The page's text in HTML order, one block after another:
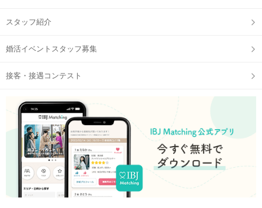
スタッフ紹介
婚活イベントスタッフ募集
接客・接遇コンテスト